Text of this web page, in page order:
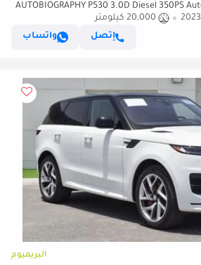
لاند روفر رينج روفر AUTOBIOGRAPHY P530 3.0D Diesel 350PS Auto Local
2023
20,000 كيلومتر
إتصل
واتساب
البريميوم